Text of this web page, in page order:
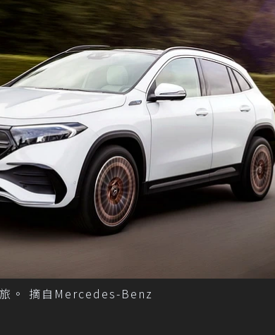
。 摘自Mercedes-Benz